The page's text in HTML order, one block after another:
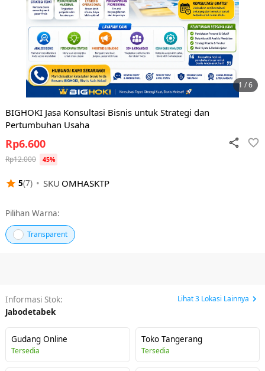
1 / 6
BIGHOKI Jasa Konsultasi Bisnis untuk Strategi dan
Pertumbuhan Usaha
5(7) • SKU OMHASKTP
Rp6.600
Rp12.000 45%
Pilihan Warna:
Transparent
Informasi Stok:
Jabodetabek
Lihat3 Lokasi Lainnya
Gudang Online
Tersedia
Toko Tangerang
Tersedia